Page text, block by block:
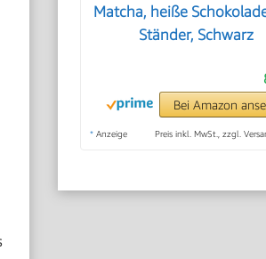
Matcha, heiße
Ständer, Schwarz
Bei Amazon
* Anzeige Preis inkl. MwSt., zzgl.